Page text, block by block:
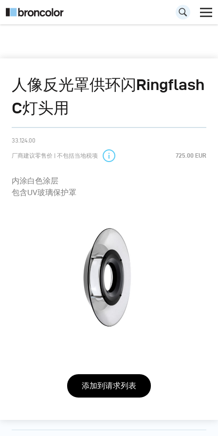
人像反光罩供环闪Ringflash
C灯头用
33.124.00
厂商建议零售价 | 不包括当地税项 725.00 EUR
内涂白色涂层
包含UV玻璃保护罩
添加到请求列表